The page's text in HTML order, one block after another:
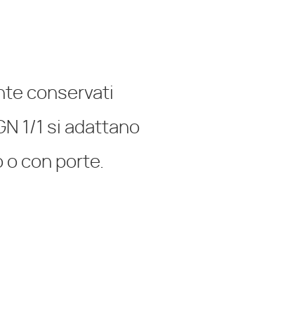
conservati
1/1 si adattano
con porte.